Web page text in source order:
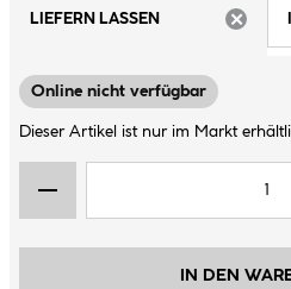
LIEFERN LASSEN
Online nicht verfügbar
Dieser Artikel ist nur im Markt
IN DEN